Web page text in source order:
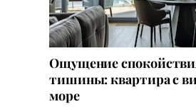
Ощущение
тишины: квартира с
море